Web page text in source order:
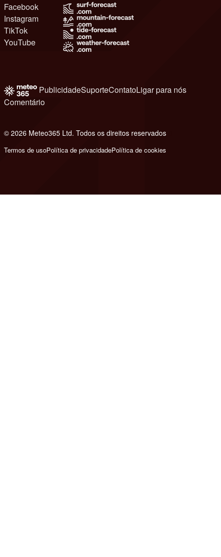
Facebook
Instagram
TikTok
YouTube
PublicidadeSuporteContatoLigar para nós
Comentário
© 2026 Meteo365 Ltd. Todos os direitos reservados
Termos de usoPolítica de privacidadePolítica de cookies